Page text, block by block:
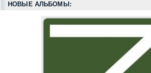
НОВЫЕ АЛЬБОМЫ: